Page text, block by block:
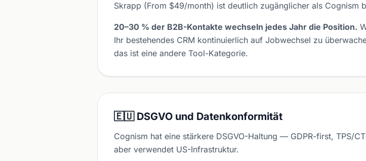
Skrapp (From $49/month) ist deutlich zugänglicher als Cognism
20–30 % der B2B-Kontakte wechseln jedes Jahr die Position.
Ihr bestehendes CRM kontinuierlich auf Jobwechsel zu
das ist eine andere Tool-Kategorie.
🇪🇺 DSGVO und Datenkonformität
Cognism hat eine stärkere DSGVO-Haltung — GDPR-first, TPS/
aber verwendet US-Infrastruktur.